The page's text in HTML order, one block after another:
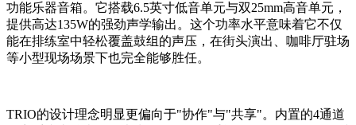
功能乐器音箱。它搭载6.5英寸低音单元与双25mm高音单元，
提供高达135W的强劲声学输出。这个功率水平意味着它不仅
能在排练室中轻松覆盖鼓组的声压，在街头演出、咖啡厅驻场
等小型现场场景下也完全能够胜任。
TRIO的设计理念明显更偏向于"协作"与"共享"。内置的4通道